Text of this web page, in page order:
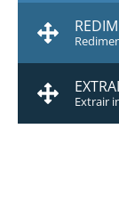
Extrair